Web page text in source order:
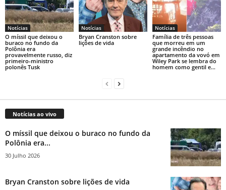
Notícias
O míssil que deixou o
buraco no fundo da
Polônia era
provavelmente russo, diz
primeiro-ministro
polonês Tusk
Notícias
Bryan Cranston sobre
lições de vida
Notícias
Família de três pessoas
que morreu em um
grande incêndio no
apartamento da vovó em
Wiley Park se lembra do
homem como gentil e...
Notícias ao vivo
O míssil que deixou o buraco no fundo da
Polônia era...
30 Julho 2026
Bryan Cranston sobre lições de vida